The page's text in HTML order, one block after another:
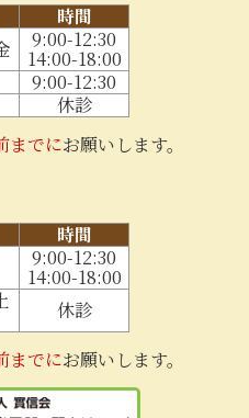
時間
9:00-12:30
14:00-18:00
9:00-12:30
休診
までにお願いします。
時間
9:00-12:30
14:00-18:00
休診
までにお願いします。